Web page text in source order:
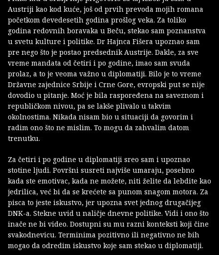
Austriji kao kod kuće, još od prvih prevoda mojih romana
početkom devedesetih godina prošlog veka. Za toliko
godina redovnih boravaka u Beču, stekao sam poznanstva
u svetu kulture i politike. Dr Hajnca Fišera upoznao sam
pre nego što je postao predsednik Austrije. Dakle, za sve
vreme mandata od četiri i po godine, imao sam svuda
prolaz, a to je veoma važno u diplomatiji. Bilo je to vreme
Državne zajednice Srbije i Crne Gore, evropski put se nije
dovodio u pitanje. Moć je bila raspoređena na saveznom i
republičkom nivou, pa se lakše plivalo u takvim
okolnostima. Nikada nisam bio u situaciji da govorim i
radim ono što ne mislim. To mogu da zahvalim datom
trenutku.
Za četiri i po godine u diplomatiji sreo sam i upoznao
stotine ljudi. Površni susreti najviše umaraju, posebno
kada ste emotivac, kada ne možete, niti želite da lebdite kao
jedrilica, već bi da se krećete sa punom snagom motora. Za
pisca to jeste iskustvo, jer upozna svet jednog drugačijeg
DNK-a. Stekne uvid u naličje dnevne politike. Vidi i ono što
inače ne bi video. Dostupni su mu razni konteksti koji čine
svakodnevicu. Terminima pozitivno ili negativno ne bih
mogao da odredim iskustvo koje sam stekao u diplomatiji.